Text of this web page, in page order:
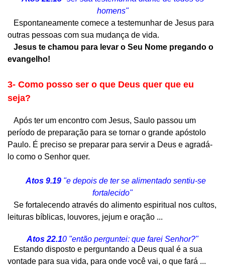
homens"
Espontaneamente comece a testemunhar de Jesus para
outras pessoas com sua mudança de vida.
Jesus te chamou para levar o Seu Nome pregando o
evangelho!
3- Como posso ser o que Deus quer que eu
seja?
Após ter um encontro com Jesus, Saulo passou um
período de preparação para se tornar o grande apóstolo
Paulo. É preciso se preparar para servir a Deus e agradá-
lo como o Senhor quer.
Atos 9.19 "e depois de ter se alimentado sentiu-se
fortalecido"
Se fortalecendo através do alimento espiritual nos cultos,
leituras bíblicas, louvores, jejum e oração ...
Atos 22.10 "então perguntei: que farei Senhor?"
Estando disposto e perguntando a Deus qual é a sua
vontade para sua vida, para onde você vai, o que fará ...